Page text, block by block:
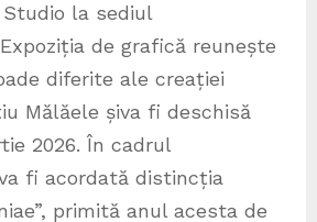
la sediul
Expoziția de grafică reunește
diferite ale creației
Mălăele șiva fi deschisă
2026. În cadrul
fi acordată distincția
primită anul acesta de